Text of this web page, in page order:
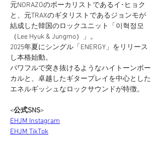
元NORAZOのボーカリストであるイ･ヒョク
と、元TRAXのギタリストであるジョンモが
結成した韓国のロックユニット「이혁정모
（Lee Hyuk & Jungmo）」。
2025年夏にシングル「ENERGY」をリリース
し本格始動。
パワフルで突き抜けるようなハイトーンボー
カルと、卓越したギタープレイを中心とした
エネルギッシュなロックサウンドが特徴。
<公式SNS>
EHJM Instagram
EHJM TikTok